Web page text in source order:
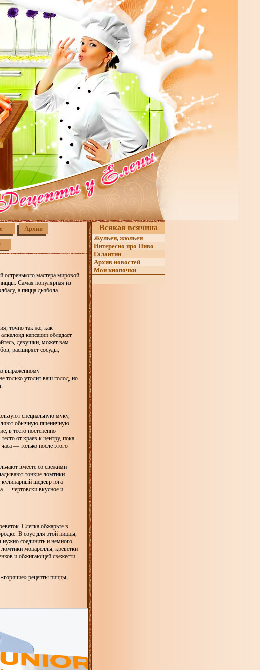
Архив
остренького мастера мировой
Самая популярная из
а пицца дьябола
точно так же, как
капсацин обладает
девушки, может вам
расширяет сосуды,
выраженному
только утолит ваш голод, но
специальную муку,
обычную пшеничную
в тесто постепенно
от краев к центру, пока
— только после этого
вместе со свежими
тонкие ломтики
кулинарный шедевр юга
— чертовски вкусное и
Слегка обжарьте в
В соус для этой пиццы,
нужно соединить и немного
моцареллы, креветки
и обжигающей свежести
рецепты пиццы,
Всякая всячина
Жульен, жюльен
Интересно про Пиво
Галантин
Архив новостей
Мои кнопочки